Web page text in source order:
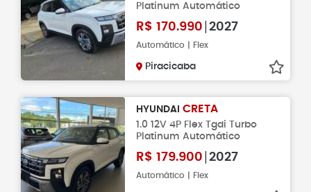
Platinum Automático
R$ 170.990 2027
Automático | Flex
Piracicaba
HYUNDAI CRETA
1.0 12V 4P Flex Tgdi Turbo
Platinum Automático
R$ 179.900 2027
Automático | Flex